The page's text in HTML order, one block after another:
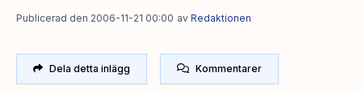
Publicerad den 2006-11-21 00:00 av Redaktionen
Dela detta inlägg Kommentarer